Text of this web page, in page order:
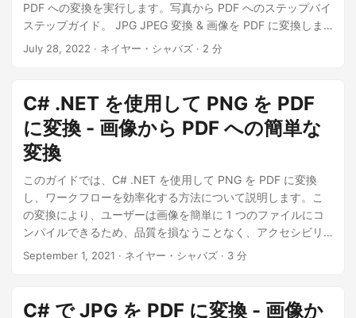
PDF への変換を実行します。写真から PDF へのステップバイ
ステップガイド。 JPG JPEG 変換 & 画像を PDF に変換しま
す。 REST API を使用して独自の画像から PDF へのコンバー
July 28, 2022 · ネイヤー・シャバズ · 2 分
C# .NET を使用して PNG を PDF
に変換 - 画像から PDF への簡単な
変換
このガイドでは、C# .NET を使用して PNG を PDF に変換
し、ワークフローを効率化する方法について説明します。こ
の変換により、ユーザーは画像を簡単に 1 つのファイルにコ
ンパイルできるため、品質を損なうことなく、アクセシビリ
ティ、互換性、ファイル サイズの削減が保証されます。
September 1, 2021 · ネイヤー・シャバズ · 3 分
C# で JPG を PDF に変換 - 画像か